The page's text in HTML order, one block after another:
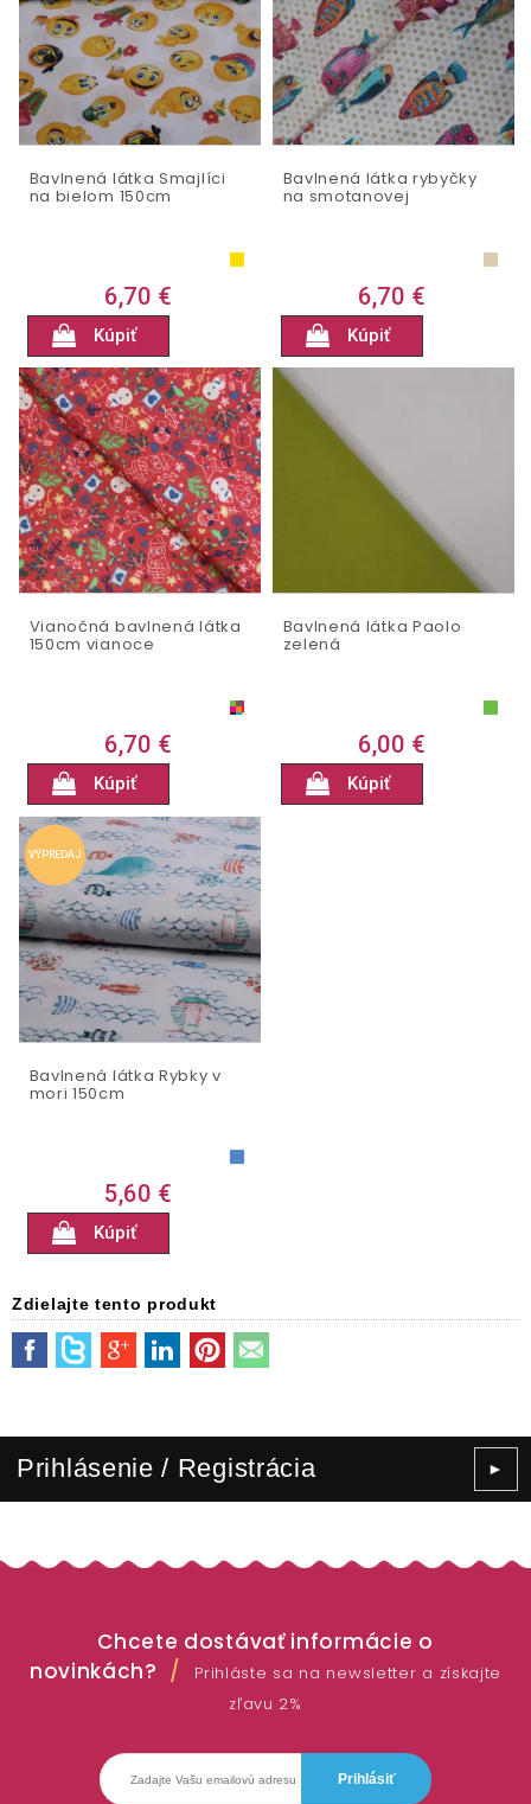
Bavlnená látka Smajlíci
na bielom 150cm
6,70 €
Kúpiť
Bavlnená látka rybyčky
na smotanovej
6,70 €
Kúpiť
Vianočná bavlnená látka
150cm vianoce
6,70 €
Kúpiť
Bavlnená látka Paolo
zelená
6,00 €
Kúpiť
VÝPREDAJ
Bavlnená látka Rybky v
mori 150cm
5,60 €
Kúpiť
Zdielajte tento produkt
Prihlásenie / Registrácia ►
Chcete dostávať informácie o
novinkách?
Prihláste sa na newsletter a získajte
zľavu 2%